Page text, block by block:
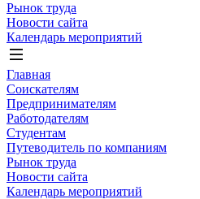
Рынок труда
Новости сайта
Календарь мероприятий
Главная
Соискателям
Предпринимателям
Работодателям
Студентам
Путеводитель по компаниям
Рынок труда
Новости сайта
Календарь мероприятий